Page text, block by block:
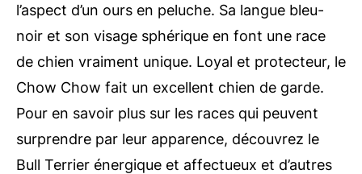
l’aspect d’un ours en peluche. Sa langue bleu-
noir et son visage sphérique en font une race
de chien vraiment unique. Loyal et protecteur, le
Chow Chow fait un excellent chien de garde.
Pour en savoir plus sur les races qui peuvent
surprendre par leur apparence, découvrez le
Bull Terrier énergique et affectueux et d’autres